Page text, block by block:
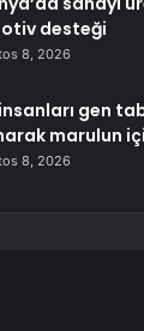
desteği
8, 2026
gen
marulun
8, 2026